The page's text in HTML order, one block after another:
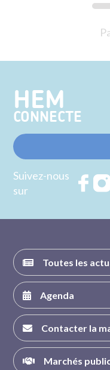
HEM
CONNECTE
Suivez-nous
sur
Toutes les
Agenda
Contacter la
Marchés